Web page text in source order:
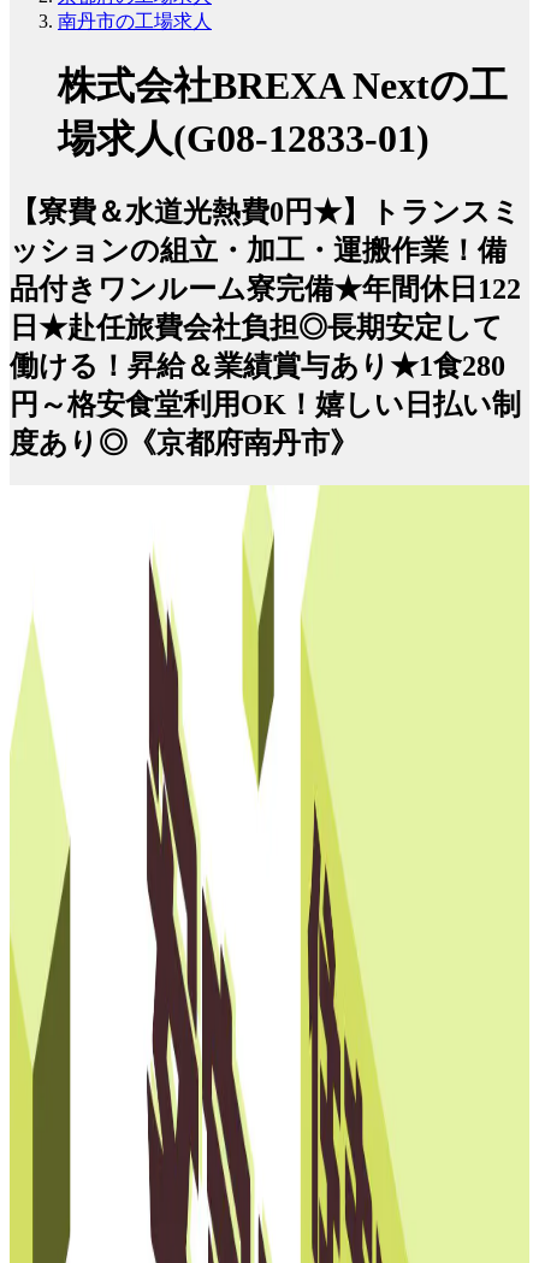
南丹市の工場求人
株式会社BREXA Nextの工
場求人(G08-12833-01)
【寮費＆水道光熱費0円★】トランスミ
ッションの組立・加工・運搬作業！備
品付きワンルーム寮完備★年間休日122
日★赴任旅費会社負担◎長期安定して
働ける！昇給＆業績賞与あり★1食280
円～格安食堂利用OK！嬉しい日払い制
度あり◎《京都府南丹市》